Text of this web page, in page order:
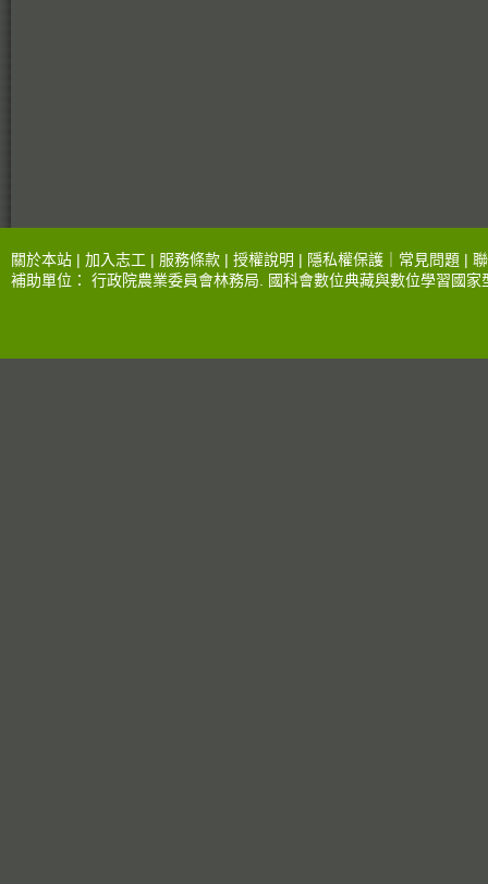
關於本站 | 加入志工 | 服務條款 | 授權說明 | 隱私權保護 常見問題 |
補助單位： 行政院農業委員會林務局 國科會數位典藏與數位學習國家